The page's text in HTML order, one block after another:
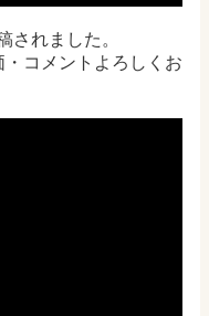
されました。
コメントよろしくお